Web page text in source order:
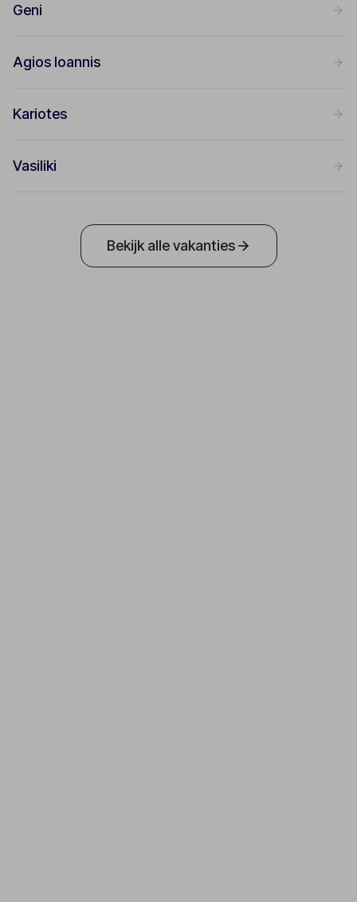
Geni
Agios Ioannis
Kariotes
Vasiliki
Bekijk alle vakanties